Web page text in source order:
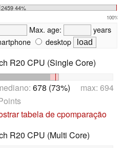
2459 44%
100%
Max. age:
years
desktop
R20 CPU (Single Core)
678 (73%) max: 694
tabela de cpomparação
R20 CPU (Multi Core)